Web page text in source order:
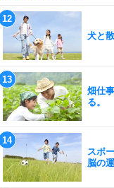
犬と
畑仕
る。
スポ
脳の